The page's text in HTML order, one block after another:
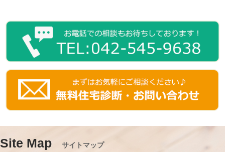
Site Map サイトマップ